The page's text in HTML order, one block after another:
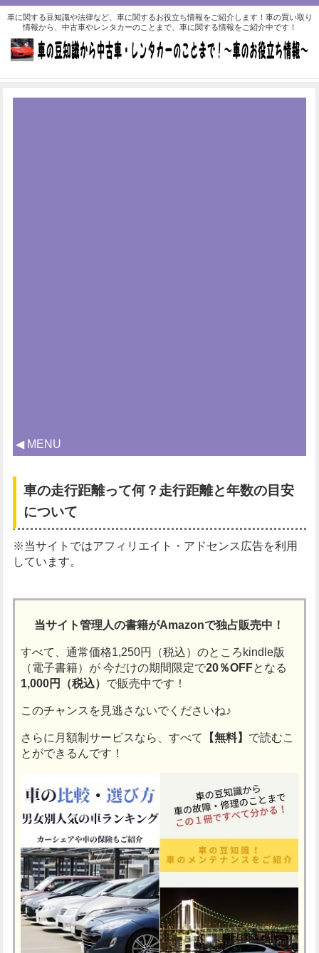
車に関する豆知識や法律など、車に関するお役立ち情報をご紹介します！車の買い取り
情報から、中古車やレンタカーのことまで、車に関する情報をご紹介中です！
◀ MENU
車の走行距離って何？走行距離と年数の目安
について
※当サイトではアフィリエイト・アドセンス広告を利用
しています。
当サイト管理人の書籍がAmazonで独占販売中！
すべて、通常価格1,250円（税込）のところkindle版
（電子書籍）が今だけの期間限定で20％OFFとなる
1,000円（税込） で販売中です！
このチャンスを見逃さないでくださいね♪
さらに月額制サービスなら、すべて 【無料】 で読むこ
とができるんです！